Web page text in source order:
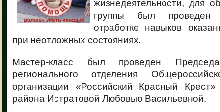
жизнедеятельности, для
группы был проведен
отработке навыков
при неотложных состояниях.
Мастер-класс был проведен
регионального отделения
организации «Российский Красный
района Истратовой Любовью Васильевной.